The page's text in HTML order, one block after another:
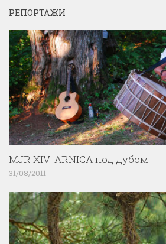
РЕПОРТАЖИ
MJR XIV: ARNICA под дубом
31/08/2011